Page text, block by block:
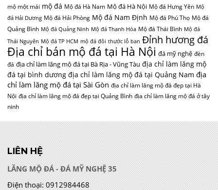
mộ một mái mộ đá Mộ đá Hà Nam Mộ đá Hà Nội Mộ đá Hưng Yên Mộ
đá Hải Dương Mộ đá Hải Phòng Mộ đá Nam Định Mộ đá Phú Thọ Mộ đá
Quảng Bình Mộ đá Quảng Ninh Mộ đá Thanh Hóa Mộ đá Thái Bình Mộ đá
Thái Nguyên Mộ đá TP HCM mộ đá đôi thước lỗ ban Đỉnh hương đá
Địa chỉ bán mộ đá tại Hà Nội đá mỹ nghệ đèn
đá địa chỉ làm lăng mộ đá tại Bà Rịa - Vũng Tàu địa chỉ làm lăng mộ
đá tại bình dương địa chỉ làm lăng mộ đá tại Quảng Nam địa
chỉ làm lăng mộ đá tại Sài Gòn địa chỉ làm lăng mộ đá đẹp tại Hà
Nội địa chỉ làm lăng mộ đá đẹp tại Quảng Bình địa chỉ làm lăng mộ đá ở tây
ninh
LIÊN HỆ
LĂNG MỘ ĐÁ - ĐÁ MỸ NGHỆ 35
Điện thoại: 0912984468